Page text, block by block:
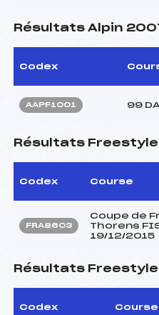
Résultats Alpin
Codex
AAPF1001 99
Résultats Freestyle
Codex Course
FRA8603
Coupe de
Thorens
19/12/2015
Résultats Freestyle
Codex Course